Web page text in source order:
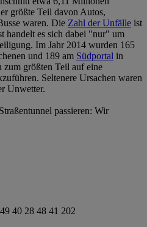
größte Teil davon Autos,
waren. Die Zahl der Unfälle ist
handelt es sich dabei "nur" um
Im Jahr 2014 wurden 165
und 189 am Südportal in
größten Teil auf eine
Seltenere Ursachen waren
Unwetter.
passieren: Wir
40 28 48 41 202